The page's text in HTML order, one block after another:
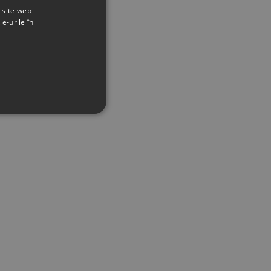
web
urile în